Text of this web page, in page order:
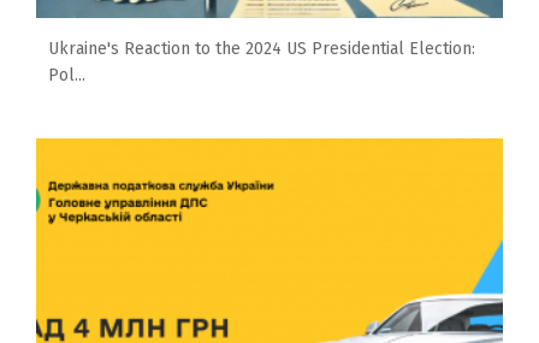
Ukraine's Reaction to the 2024 US Presidential Election:
Pol...